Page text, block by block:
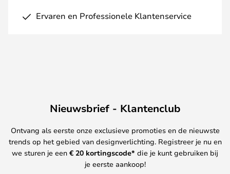
Ervaren en Professionele Klantenservice
Nieuwsbrief - Klantenclub
Ontvang als eerste onze exclusieve promoties en de nieuwste
trends op het gebied van designverlichting. Registreer je nu en
we sturen je een € 20 kortingscode* die je kunt gebruiken bij
je eerste aankoop!